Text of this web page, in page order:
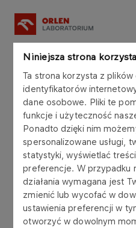
Niniejsza strona
Ta strona korzysta z plików
identyfikatorów
dane osobowe. Pliki te
funkcje i użyteczność
Ponadto dzięki nim
spersonalizowane usługi,
statystyki, wyświetlać
preferencje. W przypadku
działania wymagana jest
zmienić lub wycofać w
ustawienia preferencji w
otworzyć w dowolnym
Analizy
ANALIZY BENZYN